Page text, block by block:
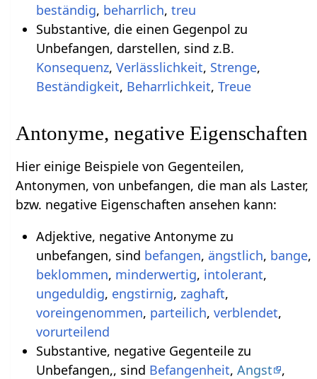
beständig, beharrlich, treu
Substantive, die einen Gegenpol zu
Unbefangen, darstellen, sind z.B.
Konsequenz, Verlässlichkeit, Strenge,
Beständigkeit, Beharrlichkeit, Treue
Antonyme, negative Eigenschaften
Hier einige Beispiele von Gegenteilen,
Antonymen, von unbefangen, die man als Laster,
bzw. negative Eigenschaften ansehen kann:
Adjektive, negative Antonyme zu
unbefangen, sind befangen, ängstlich, bange,
beklommen, minderwertig, intolerant,
ungeduldig, engstirnig, zaghaft,
voreingenommen, parteilich, verblendet,
vorurteilend
Substantive, negative Gegenteile zu
Unbefangen,, sind Befangenheit, Angst
,